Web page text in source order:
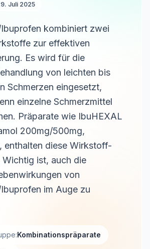
Juli 2025
kombiniert zwei
zur effektiven
Es wird für die
von leichten bis
Schmerzen eingesetzt,
einzelne Schmerzmittel
Präparate wie IbuHEXAL
200mg/500mg,
enthalten diese Wirkstoff-
Wichtig ist, auch die
von
im Auge zu
Kombinationspräparate